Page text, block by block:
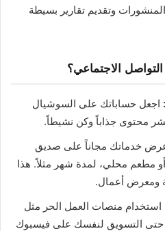
المنشورات وتقديم تقارير بسيطة
الاجتماعي؟
اجعل حساباتك على السوشيال
محتوى جذاباً وكن نشيطاً.
خدماتك مجاناً على صديق
مطعم محلي، لمدة شهر مثلاً. هذا
ومعرض أعمال.
استخدام منصات العمل الحر مثل
التسويق لنفسك على فيسبوك